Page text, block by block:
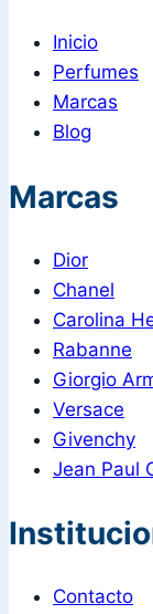
Inicio
Perfumes
Marcas
Blog
Marcas
Dior
Chanel
Carolina
Rabanne
Giorgio
Versace
Givenchy
Jean Paul
Contacto